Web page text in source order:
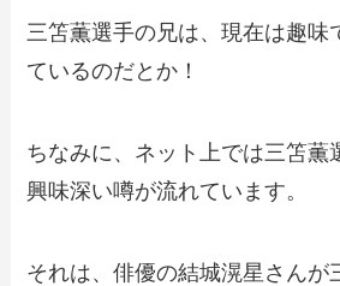
三笘薫選手の兄は、現在は趣味
ているのだとか！
ちなみに、ネット上では三笘薫
興味深い噂が流れています。
それは、俳優の結城滉星さんが